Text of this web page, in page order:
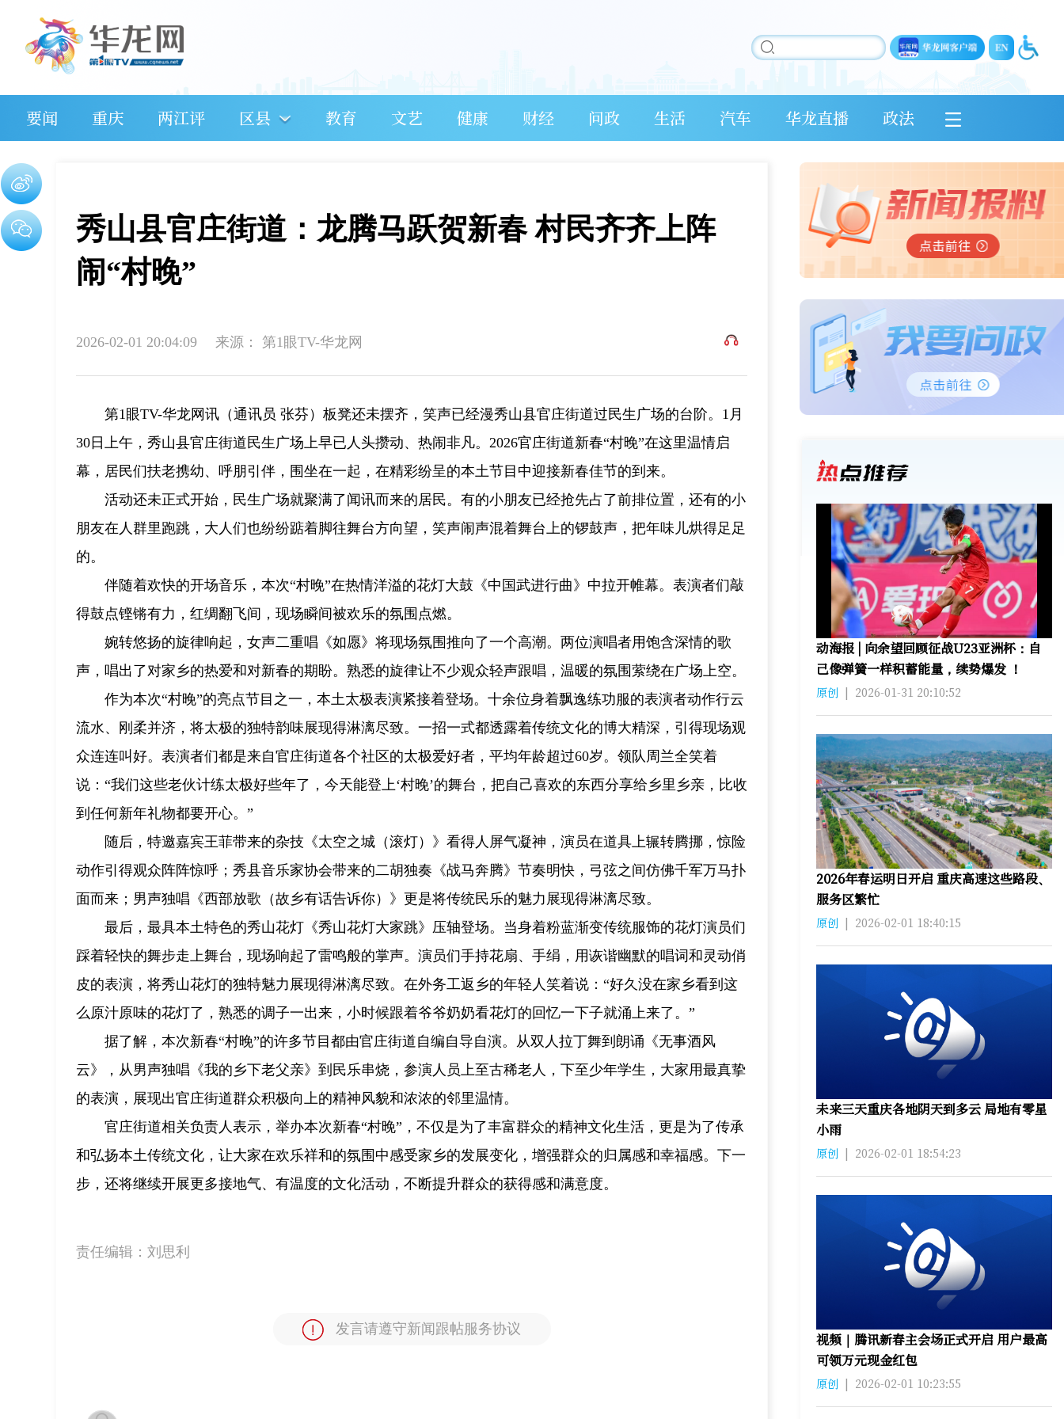
要闻 重庆 两江评 区县 教育 文艺 健康 财经 问政 生活 汽车 华龙直播 政法
秀山县官庄街道：龙腾马跃贺新春 村民齐齐上阵
闹“村晚”
2026-02-01 20:04:09 来源： 第1眼TV-华龙网
第1眼TV-华龙网讯（通讯员 张芬）板凳还未摆齐，笑声已经漫秀山县官庄街道过民生广场的台阶。1月
30日上午，秀山县官庄街道民生广场上早已人头攒动、热闹非凡。2026官庄街道新春“村晚”在这里温情启
幕，居民们扶老携幼、呼朋引伴，围坐在一起，在精彩纷呈的本土节目中迎接新春佳节的到来。
活动还未正式开始，民生广场就聚满了闻讯而来的居民。有的小朋友已经抢先占了前排位置，还有的小
朋友在人群里跑跳，大人们也纷纷踮着脚往舞台方向望，笑声闹声混着舞台上的锣鼓声，把年味儿烘得足足
的。
伴随着欢快的开场音乐，本次“村晚”在热情洋溢的花灯大鼓《中国武进行曲》中拉开帷幕。表演者们敲
得鼓点铿锵有力，红绸翻飞间，现场瞬间被欢乐的氛围点燃。
婉转悠扬的旋律响起，女声二重唱《如愿》将现场氛围推向了一个高潮。两位演唱者用饱含深情的歌
声，唱出了对家乡的热爱和对新春的期盼。熟悉的旋律让不少观众轻声跟唱，温暖的氛围萦绕在广场上空。
作为本次“村晚”的亮点节目之一，本土太极表演紧接着登场。十余位身着飘逸练功服的表演者动作行云
流水、刚柔并济，将太极的独特韵味展现得淋漓尽致。一招一式都透露着传统文化的博大精深，引得现场观
众连连叫好。表演者们都是来自官庄街道各个社区的太极爱好者，平均年龄超过60岁。领队周兰全笑着
说：“我们这些老伙计练太极好些年了，今天能登上‘村晚’的舞台，把自己喜欢的东西分享给乡里乡亲，比收
到任何新年礼物都要开心。”
随后，特邀嘉宾王菲带来的杂技《太空之城（滚灯）》看得人屏气凝神，演员在道具上辗转腾挪，惊险
动作引得观众阵阵惊呼；秀县音乐家协会带来的二胡独奏《战马奔腾》节奏明快，弓弦之间仿佛千军万马扑
面而来；男声独唱《西部放歌（故乡有话告诉你）》更是将传统民乐的魅力展现得淋漓尽致。
最后，最具本土特色的秀山花灯《秀山花灯大家跳》压轴登场。当身着粉蓝渐变传统服饰的花灯演员们
踩着轻快的舞步走上舞台，现场响起了雷鸣般的掌声。演员们手持花扇、手绢，用诙谐幽默的唱词和灵动俏
皮的表演，将秀山花灯的独特魅力展现得淋漓尽致。在外务工返乡的年轻人笑着说：“好久没在家乡看到这
么原汁原味的花灯了，熟悉的调子一出来，小时候跟着爷爷奶奶看花灯的回忆一下子就涌上来了。”
据了解，本次新春“村晚”的许多节目都由官庄街道自编自导自演。从双人拉丁舞到朗诵《无事酒风
云》，从男声独唱《我的乡下老父亲》到民乐串烧，参演人员上至古稀老人，下至少年学生，大家用最真挚
的表演，展现出官庄街道群众积极向上的精神风貌和浓浓的邻里温情。
官庄街道相关负责人表示，举办本次新春“村晚”，不仅是为了丰富群众的精神文化生活，更是为了传承
和弘扬本土传统文化，让大家在欢乐祥和的氛围中感受家乡的发展变化，增强群众的归属感和幸福感。下一
步，还将继续开展更多接地气、有温度的文化活动，不断提升群众的获得感和满意度。
责任编辑： 刘思利
发言请遵守新闻跟帖服务协议
动海报 | 向余望回顾征战U23亚洲杯：自
己像弹簧一样积蓄能量，续势爆发 ！
原创 | 2026-01-31 20:10:52
2026年春运明日开启 重庆高速这些路段、
服务区繁忙
原创 | 2026-02-01 18:40:15
未来三天重庆各地阴天到多云 局地有零星
小雨
原创 | 2026-02-01 18:54:23
视频｜腾讯新春主会场正式开启 用户最高
可领万元现金红包
原创 | 2026-02-01 10:23:55